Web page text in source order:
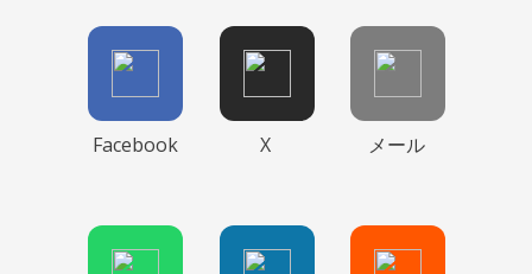
Facebook X メール